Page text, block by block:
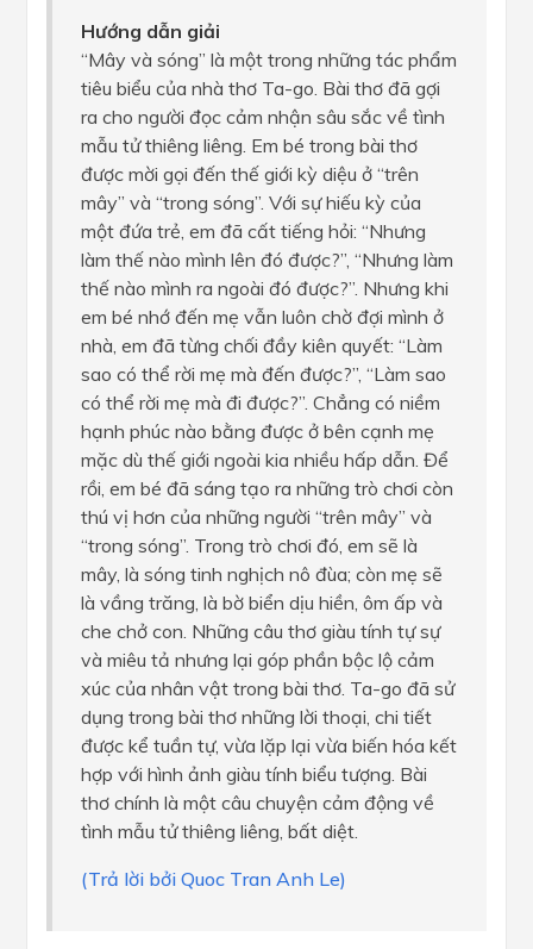
Hướng dẫn giải
“Mây và sóng” là một trong những tác phẩm
tiêu biểu của nhà thơ Ta-go. Bài thơ đã gợi
ra cho người đọc cảm nhận sâu sắc về tình
mẫu tử thiêng liêng. Em bé trong bài thơ
được mời gọi đến thế giới kỳ diệu ở “trên
mây” và “trong sóng”. Với sự hiếu kỳ của
một đứa trẻ, em đã cất tiếng hỏi: “Nhưng
làm thế nào mình lên đó được?”, “Nhưng làm
thế nào mình ra ngoài đó được?”. Nhưng khi
em bé nhớ đến mẹ vẫn luôn chờ đợi mình ở
nhà, em đã từng chối đầy kiên quyết: “Làm
sao có thể rời mẹ mà đến được?”, “Làm sao
có thể rời mẹ mà đi được?”. Chẳng có niềm
hạnh phúc nào bằng được ở bên cạnh mẹ
mặc dù thế giới ngoài kia nhiều hấp dẫn. Để
rồi, em bé đã sáng tạo ra những trò chơi còn
thú vị hơn của những người “trên mây” và
“trong sóng”. Trong trò chơi đó, em sẽ là
mây, là sóng tinh nghịch nô đùa; còn mẹ sẽ
là vầng trăng, là bờ biển dịu hiền, ôm ấp và
che chở con. Những câu thơ giàu tính tự sự
và miêu tả nhưng lại góp phần bộc lộ cảm
xúc của nhân vật trong bài thơ. Ta-go đã sử
dụng trong bài thơ những lời thoại, chi tiết
được kể tuần tự, vừa lặp lại vừa biến hóa kết
hợp với hình ảnh giàu tính biểu tượng. Bài
thơ chính là một câu chuyện cảm động về
tình mẫu tử thiêng liêng, bất diệt.
(Trả lời bởi Quoc Tran Anh Le)